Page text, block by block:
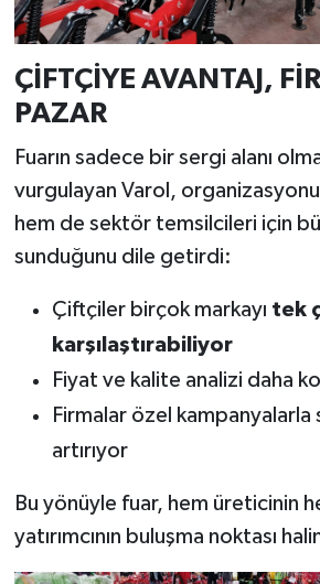
ÇİFTÇİYE AVANTAJ,
PAZAR
Fuarın sadece bir sergi alanı
vurgulayan Varol,
hem de sektör temsilcileri için
sunduğunu dile getirdi:
Çiftçiler birçok markayı tek
karşılaştırabiliyor
Fiyat ve kalite analizi daha
Firmalar özel kampanyalarla
artırıyor
Bu yönüyle fuar, hem üreticinin
yatırımcının buluşma noktası